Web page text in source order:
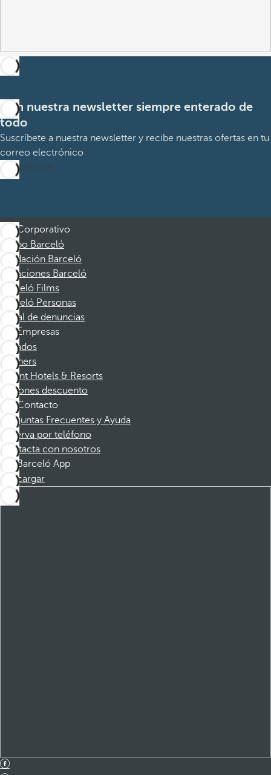
Con nuestra newsletter siempre enterado de
todo
Suscríbete a nuestra newsletter y recibe nuestras ofertas en tu
correo electrónico
Suscribirme
Corporativo
Grupo Barceló
Fundación Barceló
Vacaciones Barceló
Barceló Films
Barceló Personas
Canal de denuncias
Empresas
Afiliados
Partners
Dorint Hotels & Resorts
Cupones descuento
Contacto
Preguntas Frecuentes y Ayuda
Reserva por teléfono
Contacta con nosotros
Barceló App
Descargar